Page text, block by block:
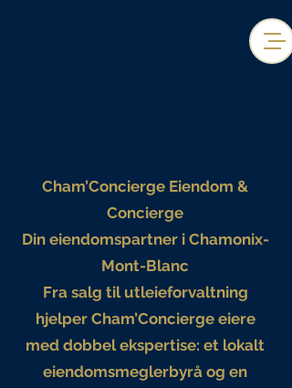
Cham’Concierge Eiendom &
Concierge
Din eiendomspartner i Chamonix-
Mont-Blanc
Fra salg til utleieforvaltning
hjelper Cham’Concierge eiere
med dobbel ekspertise: et lokalt
eiendomsmeglerbyrå og en